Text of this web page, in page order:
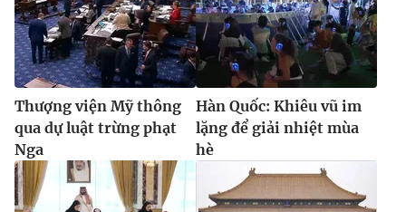
Thượng viện Mỹ thông
qua dự luật trừng phạt
Nga
Hàn Quốc: Khiêu vũ im
lặng để giải nhiệt mùa
hè